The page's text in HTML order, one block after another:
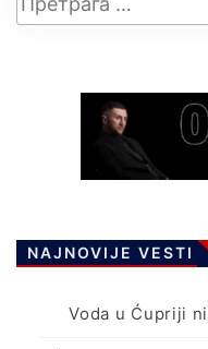
NAJNOVIJE VESTI
Voda u Ćupriji